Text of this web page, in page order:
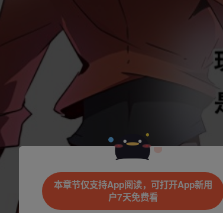
本章节仅支持App阅读，可打开App新用
户7天免费看
是否前往腾漫App继续阅读
立即前往